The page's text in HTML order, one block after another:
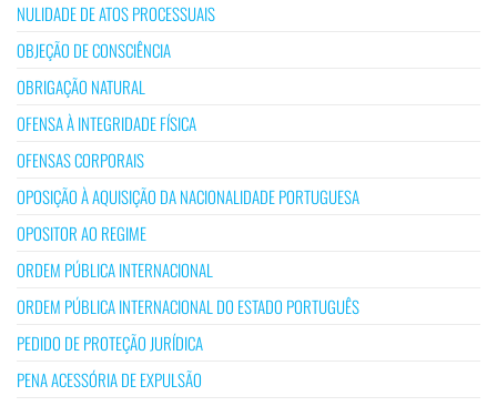
NULIDADE DE ATOS PROCESSUAIS
OBJEÇÃO DE CONSCIÊNCIA
OBRIGAÇÃO NATURAL
OFENSA À INTEGRIDADE FÍSICA
OFENSAS CORPORAIS
OPOSIÇÃO À AQUISIÇÃO DA NACIONALIDADE PORTUGUESA
OPOSITOR AO REGIME
ORDEM PÚBLICA INTERNACIONAL
ORDEM PÚBLICA INTERNACIONAL DO ESTADO PORTUGUÊS
PEDIDO DE PROTEÇÃO JURÍDICA
PENA ACESSÓRIA DE EXPULSÃO